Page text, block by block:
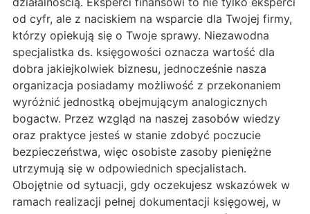
od cyfr, ale z naciskiem na wsparcie dla Twojej firmy,
którzy opiekują się o Twoje sprawy. Niezawodna
specjalistka ds. księgowości oznacza wartość dla
dobra jakiejkolwiek biznesu, jednocześnie nasza
organizacja posiadamy możliwość z przekonaniem
wyróżnić jednostką obejmującym analogicznych
bogactw. Przez wzgląd na naszej zasobów wiedzy
oraz praktyce jesteś w stanie zdobyć poczucie
bezpieczeństwa, więc osobiste zasoby pieniężne
utrzymują się w odpowiednich specjalistach.
Obojętnie od sytuacji, gdy oczekujesz wskazówek w
ramach realizacji pełnej dokumentacji księgowej, w